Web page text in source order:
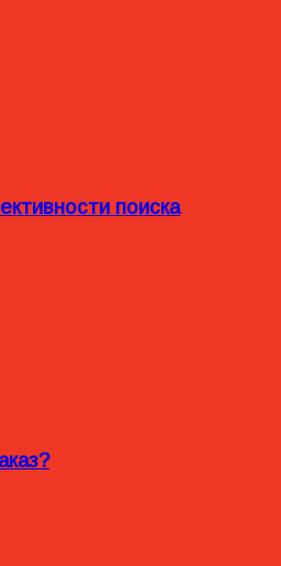
поиска